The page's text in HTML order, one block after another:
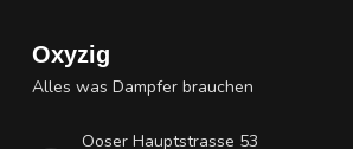
Oxyzig
Alles was Dampfer brauchen
Ooser Hauptstrasse 53